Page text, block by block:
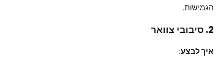
הגמישות.
2. סיבובי צוואר
איך לבצע: